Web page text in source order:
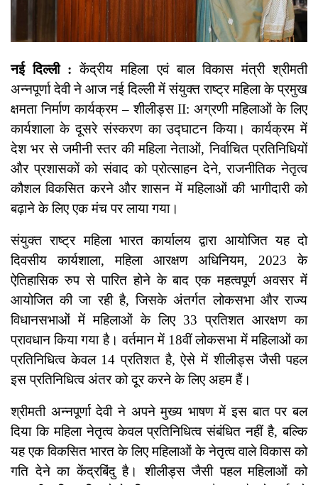
नई दिल्ली : केंद्रीय महिला एवं बाल विकास मंत्री श्रीमती
अन्नपूर्णा देवी ने आज नई दिल्ली में संयुक्त राष्ट्र महिला के प्रमुख
क्षमता निर्माण कार्यक्रम – शीलीड्स II: अग्रणी महिलाओं के लिए
कार्यशाला के दूसरे संस्करण का उद्घाटन किया। कार्यक्रम में
देश भर से जमीनी स्तर की महिला नेताओं, निर्वाचित प्रतिनिधियों
और प्रशासकों को संवाद को प्रोत्साहन देने, राजनीतिक नेतृत्व
कौशल विकसित करने और शासन में महिलाओं की भागीदारी को
बढ़ाने के लिए एक मंच पर लाया गया।
संयुक्त राष्ट्र महिला भारत कार्यालय द्वारा आयोजित यह दो
दिवसीय कार्यशाला, महिला आरक्षण अधिनियम, 2023 के
ऐतिहासिक रुप से पारित होने के बाद एक महत्वपूर्ण अवसर में
आयोजित की जा रही है, जिसके अंतर्गत लोकसभा और राज्य
विधानसभाओं में महिलाओं के लिए 33 प्रतिशत आरक्षण का
प्रावधान किया गया है। वर्तमान में 18वीं लोकसभा में महिलाओं का
प्रतिनिधित्व केवल 14 प्रतिशत है, ऐसे में शीलीड्स जैसी पहल
इस प्रतिनिधित्व अंतर को दूर करने के लिए अहम हैं।
श्रीमती अन्नपूर्णा देवी ने अपने मुख्य भाषण में इस बात पर बल
दिया कि महिला नेतृत्व केवल प्रतिनिधित्व संबंधित नहीं है, बल्कि
यह एक विकसित भारत के लिए महिलाओं के नेतृत्व वाले विकास को
गति देने का केंद्रबिंदु है। शीलीड्स जैसी पहल महिलाओं को